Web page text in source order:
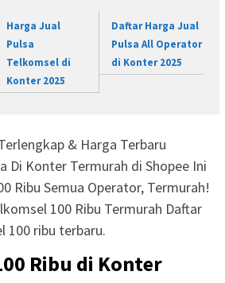
Harga Jual
Pulsa
Telkomsel di
Konter 2025
Daftar Harga Jual
Pulsa All Operator
di Konter 2025
& Harga Terbaru
Di Konter Termurah di Shopee Ini
Ribu Semua Operator, Termurah!
100 Ribu Termurah Daftar
100 ribu terbaru.
Ribu di Konter